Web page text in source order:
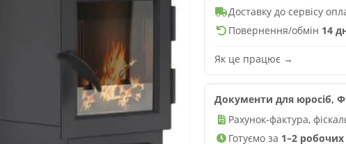
Доставку до сервісу
Повернення/обмін 14
Як це працює →
Документи для юросіб,
Рахунок-фактура,
Готуємо за 1–2 робочих